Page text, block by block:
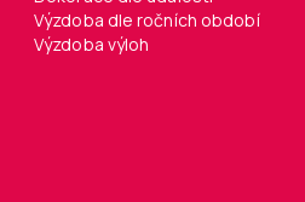
Výzdoba dle ročních období
Výzdoba výloh